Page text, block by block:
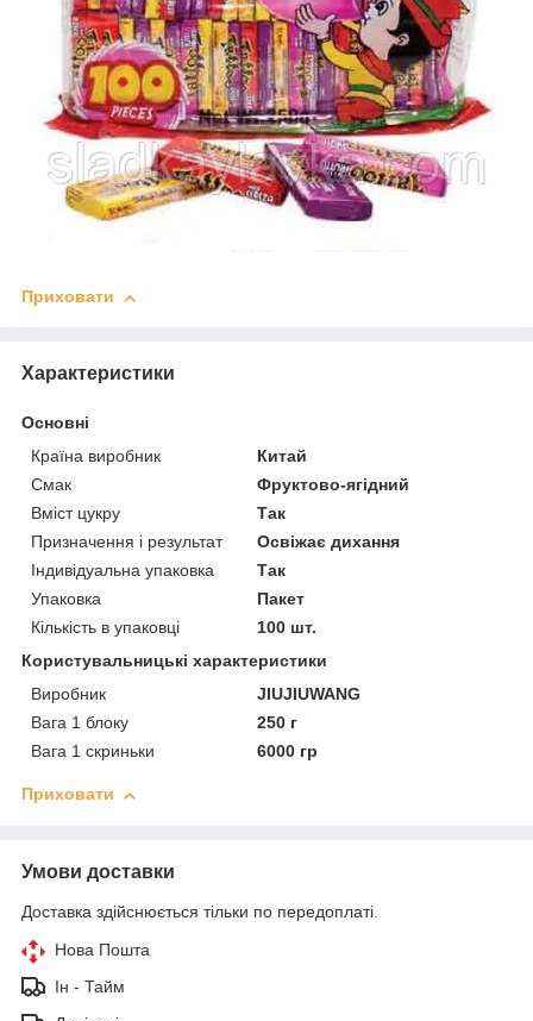
Приховати
Характеристики
Основні
Країна виробник
Китай
Смак
Фруктово-ягідний
Вміст цукру
Так
Призначення і результат
Освіжає дихання
Індивідуальна упаковка
Так
Упаковка
Пакет
Кількість в упаковці
100 шт.
Користувальницькі характеристики
Виробник
JIUJIUWANG
Вага 1 блоку
250 г
Вага 1 скриньки
6000 гр
Приховати
Умови доставки
Доставка здійснюється тільки по передоплаті.
Нова Пошта
Ін - Тайм